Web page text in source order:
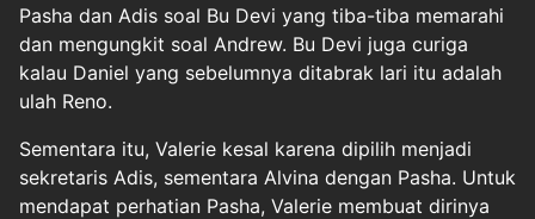
Pasha dan Adis soal Bu Devi yang tiba-tiba memarahi
dan mengungkit soal Andrew. Bu Devi juga curiga
kalau Daniel yang sebelumnya ditabrak lari itu adalah
ulah Reno.
Sementara itu, Valerie kesal karena dipilih menjadi
sekretaris Adis, sementara Alvina dengan Pasha. Untuk
mendapat perhatian Pasha, Valerie membuat dirinya